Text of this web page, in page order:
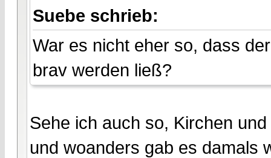
Suebe schrieb:
War es nicht eher so, dass
brav werden ließ?
Sehe ich auch so, Kirchen
und woanders gab es damals